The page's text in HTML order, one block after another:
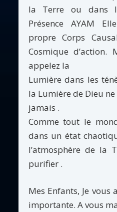
la Terre ou dans
Présence AYAM
propre Corps
Cosmique d’action.
appelez la
Lumière dans les
la Lumière de Dieu
jamais .
Comme tout le
dans un état
l’atmosphère de la
purifier .
Mes Enfants, Je vous
importante. A vous